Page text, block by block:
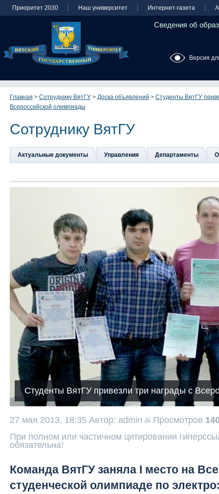
Приоритет 2030 Наш университет Интернет-газета
Сведения об
Версия
Главная > Сотруднику ВятГУ > Доска объявлений > Студенты ВятГУ
Всероссийской олимпиады
Сотруднику ВятГУ
Актуальные документы Управления Департаменты
Студенты ВятГУ привезли три награды с
27 мая 2013, 18:35 Автор: admin Просмотров
При полном или частичном цитировании
обязательна!
Команда ВятГУ заняла I место на
студенческой олимпиаде по